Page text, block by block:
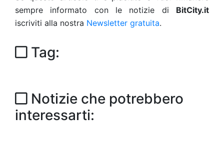
sempre informato con le notizie di BitCity.it
iscriviti alla nostra Newsletter gratuita.
Tag:
Notizie che potrebbero
interessarti: